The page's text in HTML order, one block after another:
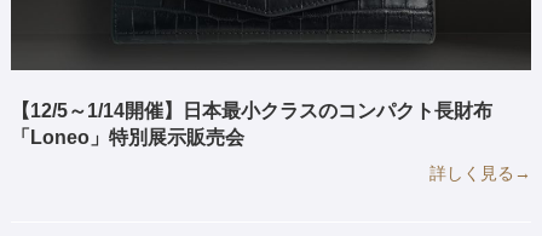
【12/5～1/14開催】日本最小クラスのコンパクト長財布
「Loneo」特別展示販売会
詳しく見る→